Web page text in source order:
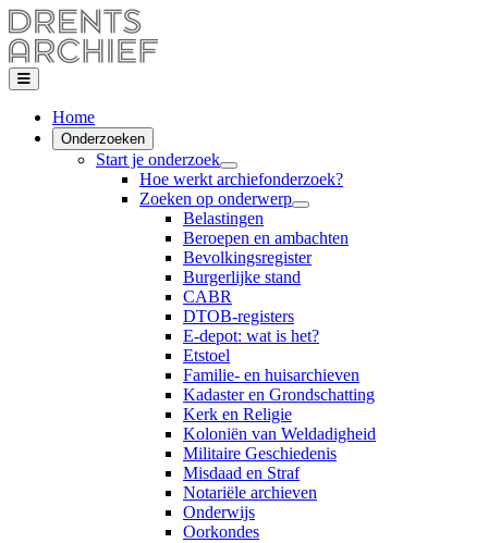
Home
Onderzoeken
Start je onderzoek
Hoe werkt archiefonderzoek?
Zoeken op onderwerp
Belastingen
Beroepen en ambachten
Bevolkingsregister
Burgerlijke stand
CABR
DTOB-registers
E-depot: wat is het?
Etstoel
Familie- en huisarchieven
Kadaster en Grondschatting
Kerk en Religie
Koloniën van Weldadigheid
Militaire Geschiedenis
Misdaad en Straf
Notariële archieven
Onderwijs
Oorkondes